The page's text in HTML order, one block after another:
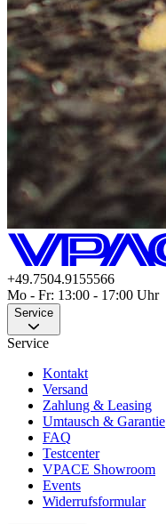
+49.7504.9155566
Mo - Fr: 13:00 - 17:00 Uhr
Service
Service
Kontakt
Versand
Zahlung & Leasing
Umtausch & Garantie
FAQ
Testcenter
VPACE Showroom
Events
Widerrufsformular